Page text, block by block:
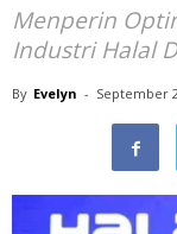
Menperin
Industri Halal
By Evelyn - September